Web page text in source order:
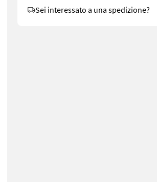
Sei interessato a una spedizione?